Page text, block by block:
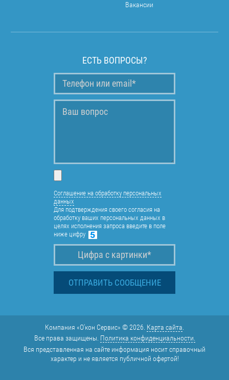
Вакансии
ЕСТЬ ВОПРОСЫ?
Соглашение на обработку персональных
данных
Для подтверждения своего согласия на
обработку ваших персональных данных в
целях исполнения запроса введите в поле
ниже цифру
Компания «О'кон Сервис» © 2026. Карта сайта
Все права защищены. Политика конфиденциальности.
Вся представленная на сайте информация носит справочный
характер и не является публичной офертой!